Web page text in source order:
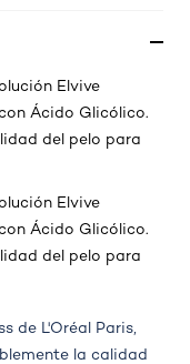
Elvive
Ácido Glicólico.
del pelo para
Elvive
Ácido Glicólico.
del pelo para
de L'Oréal Paris,
la calidad